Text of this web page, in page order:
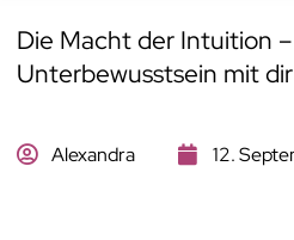
Die Macht der Intuition –
Unterbewusstsein mit
Alexandra 12.